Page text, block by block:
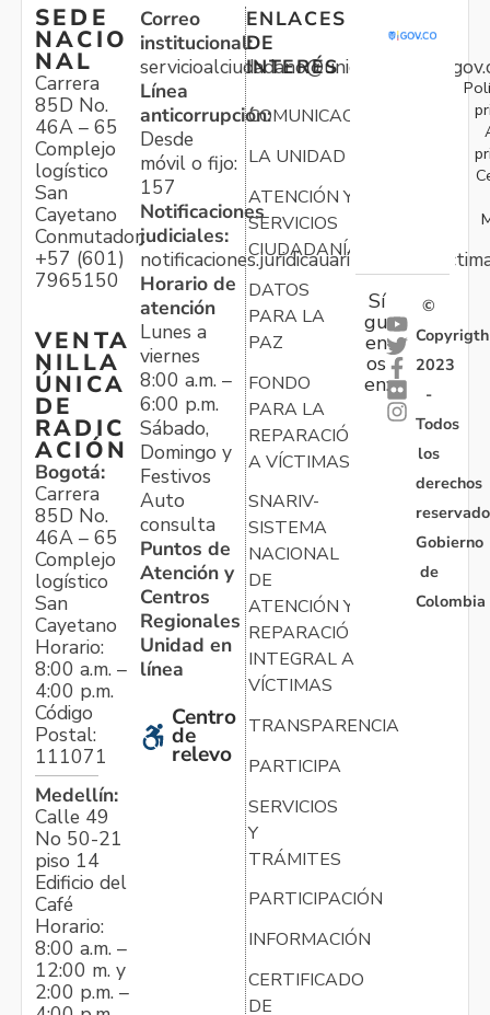
SEDE
NACIO
NAL
Carrera
85D No.
46A – 65
Complejo
logístico
San
Cayetano
Conmutador:
+57 (601)
7965150
VENTA
NILLA
ÚNICA
DE
RADIC
ACIÓN
Bogotá:
Carrera
85D No.
46A – 65
Complejo
logístico
San
Cayetano
Horario:
8:00 a.m. –
4:00 p.m.
Código
Postal:
111071
Medellín:
Calle 49
No 50-21
piso 14
Edificio del
Café
Horario:
8:00 a.m. –
12:00 m. y
2:00 p.m. –
Correo
institucional:
Línea
anticorrupción:
Desde
móvil o fijo:
157
Notificaciones
judiciales:
Horario de
atención
Lunes a
viernes
8:00 a.m. –
6:00 p.m.
Sábado,
Domingo y
Festivos
Auto
consulta
Puntos de
Atención y
Centros
Regionales
Unidad en
línea
Centro
de
relevo
ENLACES
DE
INTERÉS
COMUNICACIONES
LA UNIDAD
ATENCIÓN Y
SERVICIOS
CIUDADANÍA
DATOS
PARA LA
PAZ
FONDO
PARA LA
REPARACIÓN
A VÍCTIMAS
SNARIV-
SISTEMA
NACIONAL
DE
ATENCIÓN Y
REPARACIÓN
INTEGRAL A
VÍCTIMAS
TRANSPARENCIA
PARTICIPA
SERVICIOS
Y
TRÁMITES
PARTICIPACIÓN
INFORMACIÓN
CERTIFICADO
DE
Sí
gu
en
os
en:
©
Copyrigth
2023
-
Todos
los
derechos
Gobierno
de
Colombia